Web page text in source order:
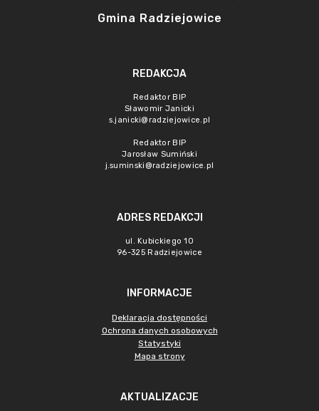
Gmina Radziejowice
REDAKCJA
Redaktor BIP
Sławomir Janicki
s.janicki@radziejowice.pl
Redaktor BIP
Jarosław Sumiński
j.suminski@radziejowice.pl
ADRES REDAKCJI
ul. Kubickiego 10
96-325 Radziejowice
INFORMACJE
Deklaracja dostępności
Ochrona danych osobowych
Statystyki
Mapa strony
AKTUALIZACJE